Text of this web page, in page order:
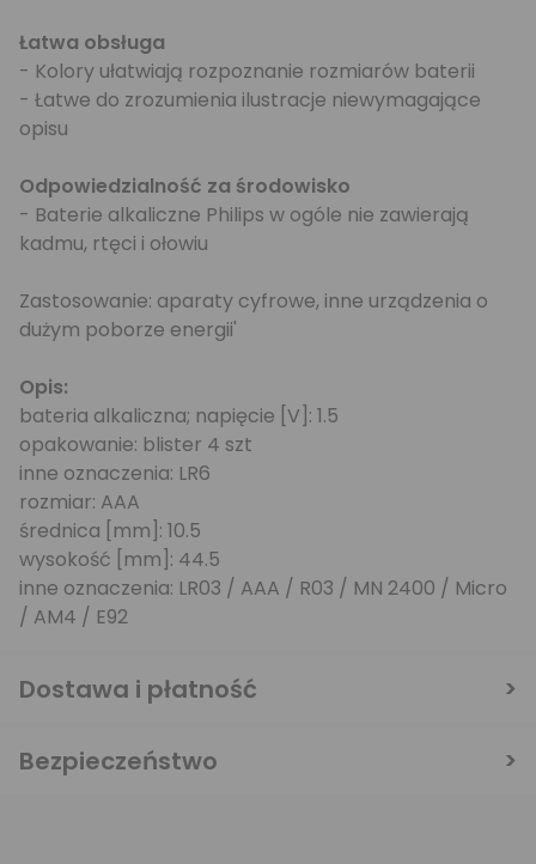
Łatwa obsługa
- Kolory ułatwiają rozpoznanie rozmiarów baterii
- Łatwe do zrozumienia ilustracje niewymagające
opisu
Odpowiedzialność za środowisko
- Baterie alkaliczne Philips w ogóle nie zawierają
kadmu, rtęci i ołowiu
Zastosowanie: aparaty cyfrowe, inne urządzenia o
dużym poborze energii'
Opis:
bateria alkaliczna; napięcie [V]: 1.5
opakowanie: blister 4 szt
inne oznaczenia: LR6
rozmiar: AAA
średnica [mm]: 10.5
wysokość [mm]: 44.5
inne oznaczenia: LR03 / AAA / R03 / MN 2400 / Micro
/ AM4 / E92
Dostawa i płatność
Bezpieczeństwo